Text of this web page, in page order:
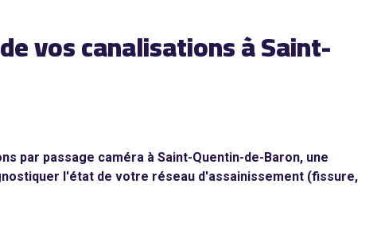
vos canalisations à Saint-
par passage caméra à Saint-Quentin-de-Baron, une
l'état de votre réseau d'assainissement (fissure,